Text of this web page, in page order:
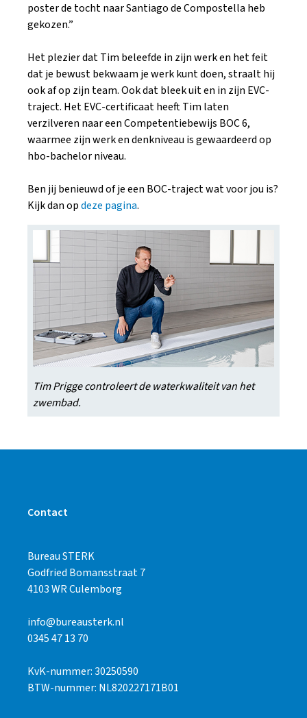
poster de tocht naar Santiago de Compostella heb
gekozen.”
Het plezier dat Tim beleefde in zijn werk en het feit
dat je bewust bekwaam je werk kunt doen, straalt hij
ook af op zijn team. Ook dat bleek uit en in zijn EVC-
traject. Het EVC-certificaat heeft Tim laten
verzilveren naar een Competentiebewijs BOC 6,
waarmee zijn werk en denkniveau is gewaardeerd op
hbo-bachelor niveau.
Ben jij benieuwd of je een BOC-traject wat voor jou is?
Kijk dan opdeze pagina.
Tim Prigge controleert de waterkwaliteit van het
zwembad.
Contact
Bureau STERK
Godfried Bomansstraat 7
4103 WR Culemborg
info@bureausterk.nl
0345 47 13 70
KvK-nummer: 30250590
BTW-nummer: NL820227171B01